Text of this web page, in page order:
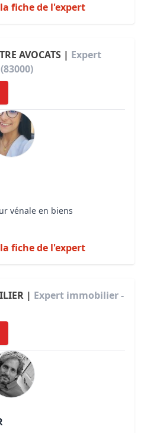
fiche de l'expert
AVOCATS | Expert
vénale en biens
fiche de l'expert
| Expert immobilier -